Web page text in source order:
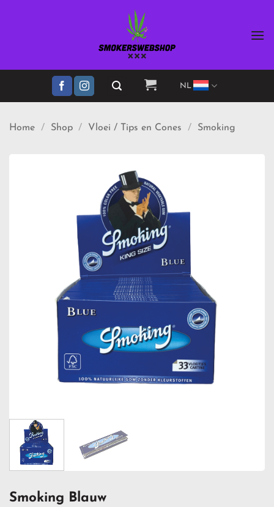
NL
Home / Shop / Vloei / Tips en Cones / Smoking
Smoking Blauw